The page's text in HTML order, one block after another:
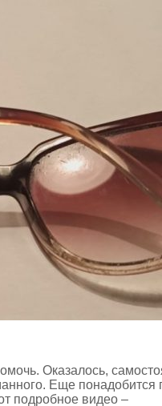
Оказалось,
Еще
подробное видео –